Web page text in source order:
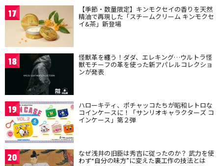
17 【季節・数量限定】キンモクセイの香りを天然
精油で再現した「スチームクリーム キンモクセ
イ&茶」新登場
18 怪獣革を纏う！ダダ、エレキング…ウルトラ怪
獣モチーフの革を使った新アパレルコレクショ
ンが発表
19 ハローキティ、ポチャッコたちが昭和レトロな
コインケースに！「サンリオキャラクターズ コ
インケース」第２弾
20 なぜ浅井の旧臣は秀吉に従ったのか？ 武力を使
わず“自分の味方”に変えた裏工作の技法とは